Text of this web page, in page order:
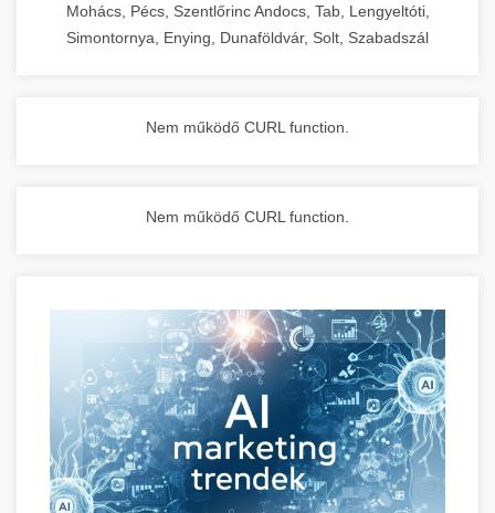
Mohács, Pécs, Szentlőrinc Andocs, Tab, Lengyeltóti,
Simontornya, Enying, Dunaföldvár, Solt, Szabadszál
Nem működő CURL function.
Nem működő CURL function.